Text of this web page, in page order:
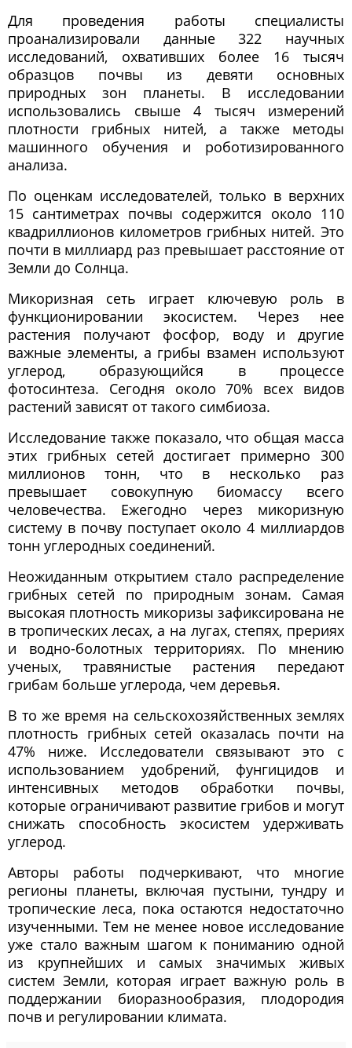
Для проведения работы специалисты
проанализировали данные 322 научных
исследований, охвативших более 16 тысяч
образцов почвы из девяти основных
природных зон планеты. В исследовании
использовались свыше 4 тысяч измерений
плотности грибных нитей, а также методы
машинного обучения и роботизированного
анализа.
По оценкам исследователей, только в верхних
15 сантиметрах почвы содержится около 110
квадриллионов километров грибных нитей. Это
почти в миллиард раз превышает расстояние от
Земли до Солнца.
Микоризная сеть играет ключевую роль в
функционировании экосистем. Через нее
растения получают фосфор, воду и другие
важные элементы, а грибы взамен используют
углерод, образующийся в процессе
фотосинтеза. Сегодня около 70% всех видов
растений зависят от такого симбиоза.
Исследование также показало, что общая масса
этих грибных сетей достигает примерно 300
миллионов тонн, что в несколько раз
превышает совокупную биомассу всего
человечества. Ежегодно через микоризную
систему в почву поступает около 4 миллиардов
тонн углеродных соединений.
Неожиданным открытием стало распределение
грибных сетей по природным зонам. Самая
высокая плотность микоризы зафиксирована не
в тропических лесах, а на лугах, степях, прериях
и водно-болотных территориях. По мнению
ученых, травянистые растения передают
грибам больше углерода, чем деревья.
В то же время на сельскохозяйственных землях
плотность грибных сетей оказалась почти на
47% ниже. Исследователи связывают это с
использованием удобрений, фунгицидов и
интенсивных методов обработки почвы,
которые ограничивают развитие грибов и могут
снижать способность экосистем удерживать
углерод.
Авторы работы подчеркивают, что многие
регионы планеты, включая пустыни, тундру и
тропические леса, пока остаются недостаточно
изученными. Тем не менее новое исследование
уже стало важным шагом к пониманию одной
из крупнейших и самых значимых живых
систем Земли, которая играет важную роль в
поддержании биоразнообразия, плодородия
почв и регулировании климата.